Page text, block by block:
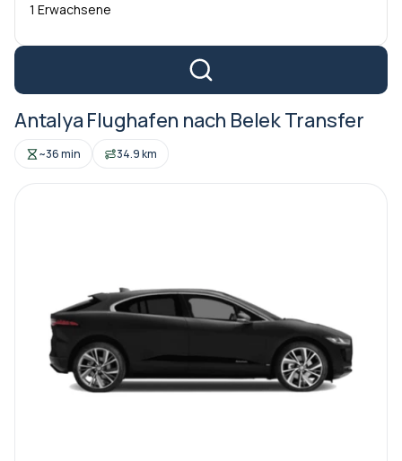
1 Erwachsene
Antalya Flughafen nach Belek Transfer
~36 min 34.9 km